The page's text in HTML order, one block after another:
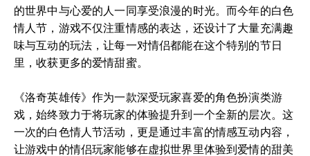
的世界中与心爱的人一同享受浪漫的时光。而今年的白色
情人节，游戏不仅注重情感的表达，还设计了大量充满趣
味与互动的玩法，让每一对情侣都能在这个特别的节日
里，收获更多的爱情甜蜜。
《洛奇英雄传》作为一款深受玩家喜爱的角色扮演类游
戏，始终致力于将玩家的体验提升到一个全新的层次。这
一次的白色情人节活动，更是通过丰富的情感互动内容，
让游戏中的情侣玩家能够在虚拟世界里体验到爱情的甜美